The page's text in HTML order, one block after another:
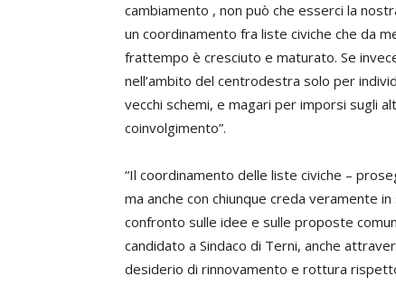
cambiamento , non può che esserci la
un coordinamento fra liste civiche che da
frattempo è cresciuto e maturato. Se
nell’ambito del centrodestra solo per
vecchi schemi, e magari per imporsi sugli
coinvolgimento”.
“Il coordinamento delle liste civiche –
ma anche con chiunque creda veramente
confronto sulle idee e sulle proposte
candidato a Sindaco di Terni, anche
desiderio di rinnovamento e rottura